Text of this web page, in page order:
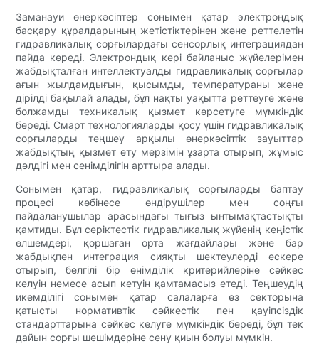
Заманауи өнеркәсіптер сонымен қатар электрондық
басқару құралдарының жетістіктерінен және реттелетін
гидравликалық сорғылардағы сенсорлық интеграциядан
пайда көреді. Электрондық кері байланыс жүйелерімен
жабдықталған интеллектуалды гидравликалық сорғылар
ағын жылдамдығын, қысымды, температураны және
дірілді бақылай алады, бұл нақты уақытта реттеуге және
болжамды техникалық қызмет көрсетуге мүмкіндік
береді. Смарт технологияларды қосу үшін гидравликалық
сорғыларды теңшеу арқылы өнеркәсіптік зауыттар
жабдықтың қызмет ету мерзімін ұзарта отырып, жұмыс
дәлдігі мен сенімділігін арттыра алады.
Сонымен қатар, гидравликалық сорғыларды баптау
процесі көбінесе өндірушілер мен соңғы
пайдаланушылар арасындағы тығыз ынтымақтастықты
қамтиды. Бұл серіктестік гидравликалық жүйенің кеңістік
өлшемдері, қоршаған орта жағдайлары және бар
жабдықпен интеграция сияқты шектеулерді ескере
отырып, белгілі бір өнімділік критерийлеріне сәйкес
келуін немесе асып кетуін қамтамасыз етеді. Теңшеудің
икемділігі сонымен қатар салаларға өз секторына
қатысты нормативтік сәйкестік пен қауіпсіздік
стандарттарына сәйкес келуге мүмкіндік береді, бұл тек
дайын сорғы шешімдеріне сену қиын болуы мүмкін.